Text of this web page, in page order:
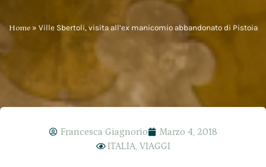
Home» Ville Sbertoli, visita all’ex manicomio abbandonato di Pistoia
Francesca Giagnorio
Marzo 4, 2018
ITALIA, VIAGGI